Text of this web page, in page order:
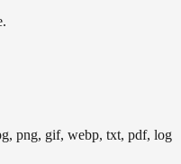
png, gif, webp, txt, pdf, log